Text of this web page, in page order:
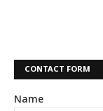
CONTACT FORM
Name